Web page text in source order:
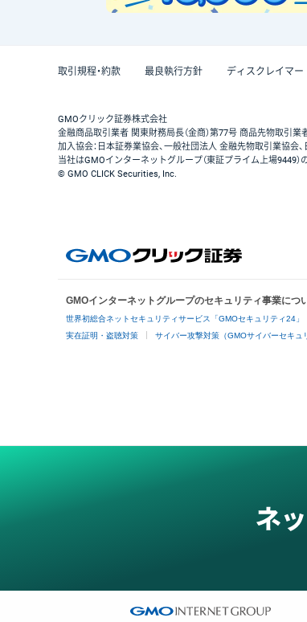
取引規程・約款 最良執行方針 ディスクレイマー
GMOクリック証券株式会社
金融商品取引業者 関東財務局長（金商）第77号 商品先物取引
加入協会：日本証券業協会、一般社団法人 金融先物取引業協会
当社はGMOインターネットグループ（東証プライム上場9449）
© GMO CLICK Securities, Inc.
GMOインターネットグループのセキュリティ事業につ
世界初総合ネットセキュリティサービス「GMOセキュリティ24」
実在証明・盗聴対策 サイバー攻撃対策（GMOサイバーセキュ